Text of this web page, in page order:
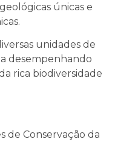
únicas e
unidades de
desempenhando
rica biodiversidade
de Conservação da